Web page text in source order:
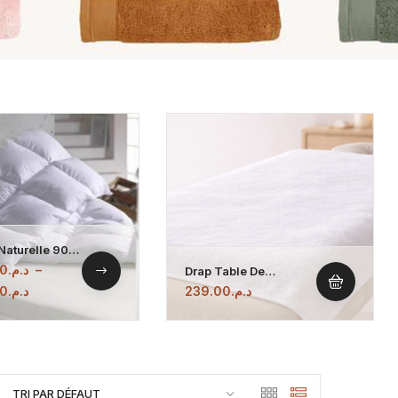
90%
Canard / 10%
Le Luxe Du
د.م. –
د.م.
Drap Table De
Massage Spa
100x200cm 500gr
د.م.239.00